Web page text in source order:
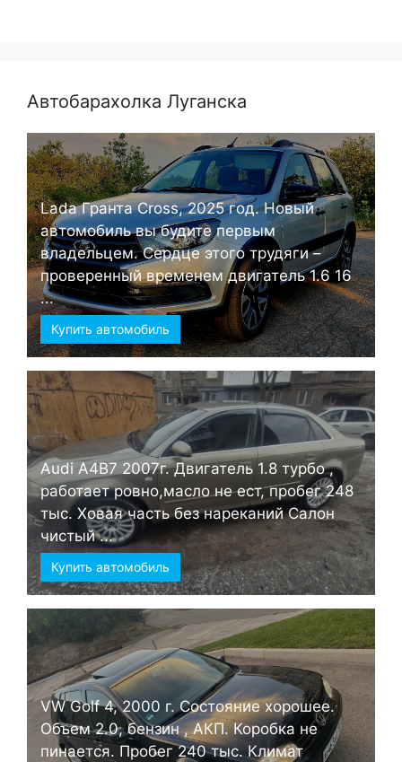
Автобарахолка Луганска
Lada Гранта Cross, 2025 год. Новый
автомобиль вы будите первым
владельцем. Сердце этого трудяги –
проверенный временем двигатель 1.6 16
...
Купить автомобиль
Audi А4B7 2007г. Двигатель 1.8 турбо ,
работает ровно,масло не ест, пробег 248
тыс. Ховая часть без нареканий Салон
чистый ...
Купить автомобиль
VW Golf 4, 2000 г. Состояние хорошее.
Объем 2.0, бензин , АКП. Коробка не
пинается. Пробег 240 тыс. Климат